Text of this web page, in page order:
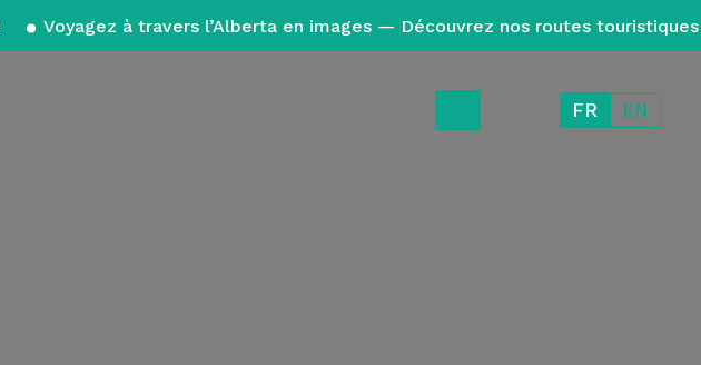
Voyagez à travers l’Alberta en images — Découvrez nos routes touristiques
FR EN